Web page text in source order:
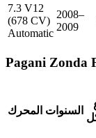
7.3 V12
(678 CV)
Automatic
2008–
2009
Pagani Zonda
المحرك السنوات